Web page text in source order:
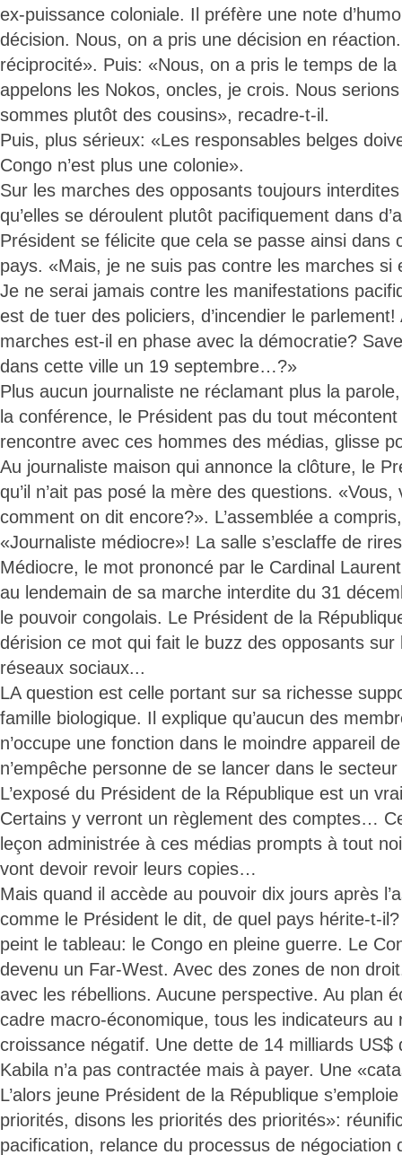
ex-puissance coloniale. Il préfère une note
décision. Nous, on a pris une décision en
réciprocité». Puis: «Nous, on a pris le temps de
appelons les Nokos, oncles, je crois. Nous
sommes plutôt des cousins», recadre-t-il.
Puis, plus sérieux: «Les responsables belges
Congo n’est plus une colonie».
Sur les marches des opposants toujours
qu’elles se déroulent plutôt pacifiquement dans
Président se félicite que cela se passe ainsi dans
pays. «Mais, je ne suis pas contre les marches si
Je ne serai jamais contre les manifestations
est de tuer des policiers, d’incendier le parlement!
marches est-il en phase avec la démocratie?
dans cette ville un 19 septembre…?»
Plus aucun journaliste ne réclamant plus la
la conférence, le Président pas du tout
rencontre avec ces hommes des médias, glisse
Au journaliste maison qui annonce la clôture, le
qu’il n’ait pas posé la mère des questions.
comment on dit encore?». L’assemblée a
«Journaliste médiocre»! La salle s’esclaffe de
Médiocre, le mot prononcé par le Cardinal
au lendemain de sa marche interdite du 31
le pouvoir congolais. Le Président de la
dérision ce mot qui fait le buzz des opposants sur
réseaux sociaux...
LA question est celle portant sur sa richesse
famille biologique. Il explique qu’aucun des
n’occupe une fonction dans le moindre appareil
n’empêche personne de se lancer dans le
L’exposé du Président de la République est un
Certains y verront un règlement des comptes…
leçon administrée à ces médias prompts à tout
vont devoir revoir leurs copies…
Mais quand il accède au pouvoir dix jours après
comme le Président le dit, de quel pays hérite-t-
peint le tableau: le Congo en pleine guerre. Le
devenu un Far-West. Avec des zones de non
avec les rébellions. Aucune perspective. Au plan
cadre macro-économique, tous les indicateurs au
croissance négatif. Une dette de 14 milliards US$
Kabila n’a pas contractée mais à payer. Une
L’alors jeune Président de la République
priorités, disons les priorités des priorités»:
pacification, relance du processus de négociation